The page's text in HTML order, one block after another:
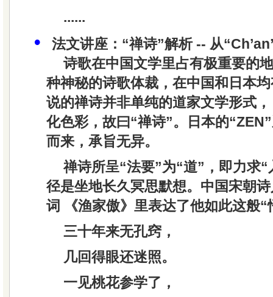
......
•
法文讲座：“禅诗”解析 -- 从
诗歌在中国文学里占有极重要的
种神秘的诗歌体裁，在中国和日本
说的禅诗并非单纯的道家文学形式
化色彩，故曰“禅诗”。日本的
而来，承旨无异。
禅诗所呈“法要”为“道”，即力求
径是坐地长久冥思默想。中国宋朝
词 《渔家傲》里表达了他如此这般“
三十年来无孔窍，
几回得眼还迷照。
一见桃花参学了，